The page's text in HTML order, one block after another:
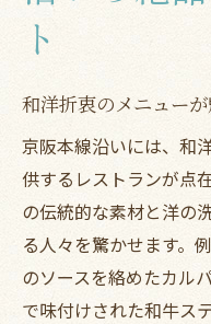
ト
和洋折衷のメニュー
京阪本線沿いには、和
供するレストランが点
の伝統的な素材と洋の
る人々を驚かせます。
のソースを絡めたカル
で味付けされた和牛ス